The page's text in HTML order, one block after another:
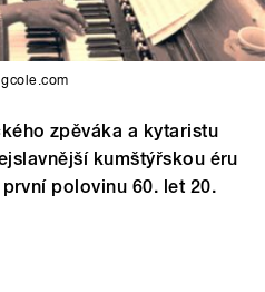
zpěváka a kytaristu
kumštýřskou éru
polovinu 60. let 20.